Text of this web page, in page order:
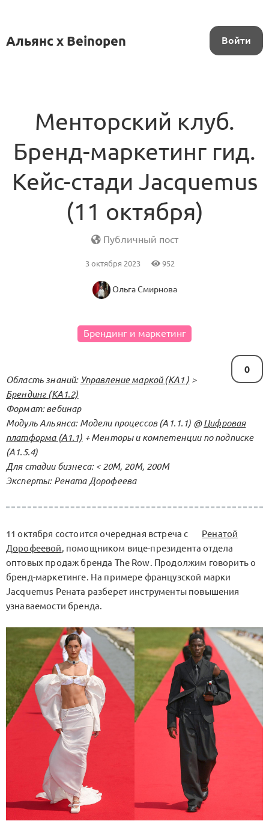
Альянс x Beinopen Войти
Менторский клуб.
Бренд-маркетинг гид.
Кейс-стади Jacquemus
(11 октября)
Публичный пост
3 октября 2023 952
Ольга Смирнова
Брендинг и маркетинг
0
Область знаний: Управление маркой (KA1 ) >
Брендинг (КА1.2)
Формат: вебинар
Модуль Альянса: Модели процессов (А1.1.1) @Цифровая
платформа (А1.1) + Менторы и компетенции по подписке
(А1.5.4)
Для стадии бизнеса: < 20М, 20М, 200M
Эксперты: Рената Дорофеева
11 октября состоится очередная встреча с
Ренатой
Дорофеевой, помощником вице-президента отдела
оптовых продаж бренда The Row. Продолжим говорить о
бренд-маркетинге. На примере французской марки
Jacquemus Рената разберет инструменты повышения
узнаваемости бренда.